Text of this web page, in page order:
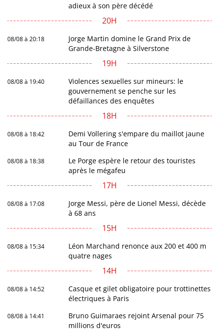
adieux à son père décédé
20H
08/08 à 20:18
Jorge Martin domine le Grand Prix de
Grande-Bretagne à Silverstone
19H
08/08 à 19:40
Violences sexuelles sur mineurs: le
gouvernement se penche sur les
défaillances des enquêtes
18H
08/08 à 18:42
Demi Vollering s'empare du maillot jaune
au Tour de France
08/08 à 18:38
Le Porge espère le retour des touristes
après le mégafeu
17H
08/08 à 17:08
Jorge Messi, père de Lionel Messi, décède
à 68 ans
15H
08/08 à 15:34
Léon Marchand renonce aux 200 et 400 m
quatre nages
14H
08/08 à 14:52
Casque et gilet obligatoire pour trottinettes
électriques à Paris
08/08 à 14:41
Bruno Guimaraes rejoint Arsenal pour 75
millions d'euros